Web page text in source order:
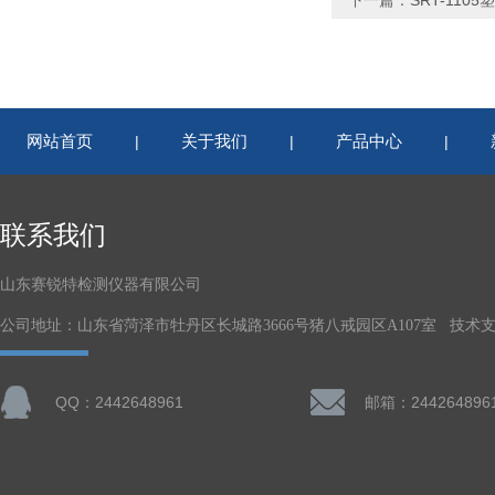
网站首页 | 关于我们 | 产品中心 |
联系我们
山东赛锐特检测仪器有限公司
公司地址：山东省菏泽市牡丹区长城路3666号猪八戒园区A107室 技术
QQ：2442648961 邮箱：